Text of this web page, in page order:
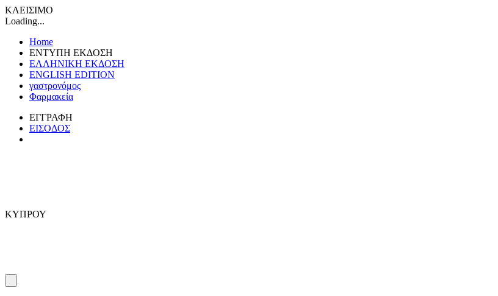
ΚΛΕΙΣΙΜΟ
Loading...
Home
ΕΝΤΥΠΗ ΕΚΔΟΣΗ
ΕΛΛΗΝΙΚΗ ΕΚΔΟΣΗ
ENGLISH EDITION
γαστρονόμος
Φαρμακεία
ΕΓΓΡΑΦΗ
ΕΙΣΟΔΟΣ
ΚΥΠΡΟΥ